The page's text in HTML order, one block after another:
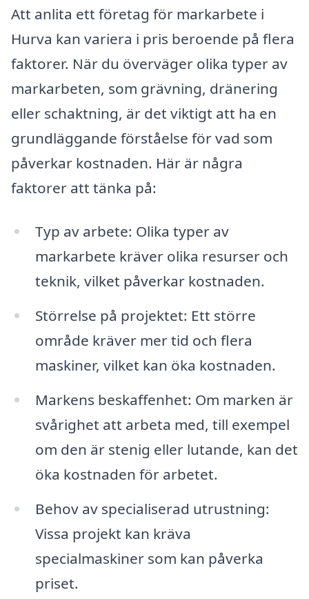
Att anlita ett företag för markarbete i
Hurva kan variera i pris beroende på flera
faktorer. När du överväger olika typer av
markarbeten, som grävning, dränering
eller schaktning, är det viktigt att ha en
grundläggande förståelse för vad som
påverkar kostnaden. Här är några
faktorer att tänka på:
Typ av arbete: Olika typer av
markarbete kräver olika resurser och
teknik, vilket påverkar kostnaden.
Störrelse på projektet: Ett större
område kräver mer tid och flera
maskiner, vilket kan öka kostnaden.
Markens beskaffenhet: Om marken är
svårighet att arbeta med, till exempel
om den är stenig eller lutande, kan det
öka kostnaden för arbetet.
Behov av specialiserad utrustning:
Vissa projekt kan kräva
specialmaskiner som kan påverka
priset.